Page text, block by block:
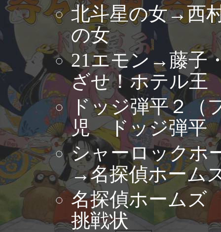
北斗星の女→西
の女
21エモン→藤子
ざせ！ホテル王
ドッジ弾平２
児 ドッジ弾平
シャーロックホ
→名探偵ホーム
名探偵ホーム
挑戦状